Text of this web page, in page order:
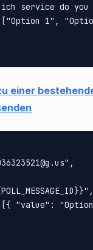
service do you
1",
einer
"value":